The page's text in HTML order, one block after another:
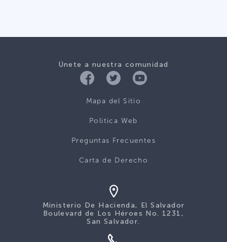
Únete a nuestra comunidad
Mapa del Sitio
Politica Web
Preguntas Frecuentes
Carta de Derecho
Ministerio De Hacienda, El Salvador
Boulevard de Los Héroes No. 1231,
San Salvador.